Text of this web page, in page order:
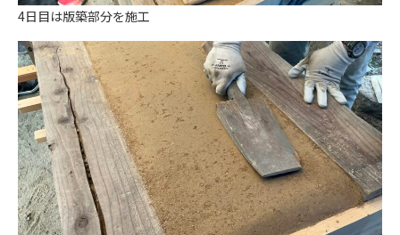
4日目は版築部分を施工